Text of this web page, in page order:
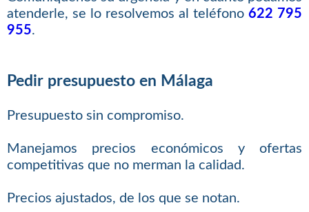
atenderle, se lo resolvemos al teléfono622 795
955.
Pedir presupuesto en Málaga
Presupuesto sin compromiso.
Manejamos precios económicos y ofertas
competitivas que no merman la calidad.
Precios ajustados, de los que se notan.